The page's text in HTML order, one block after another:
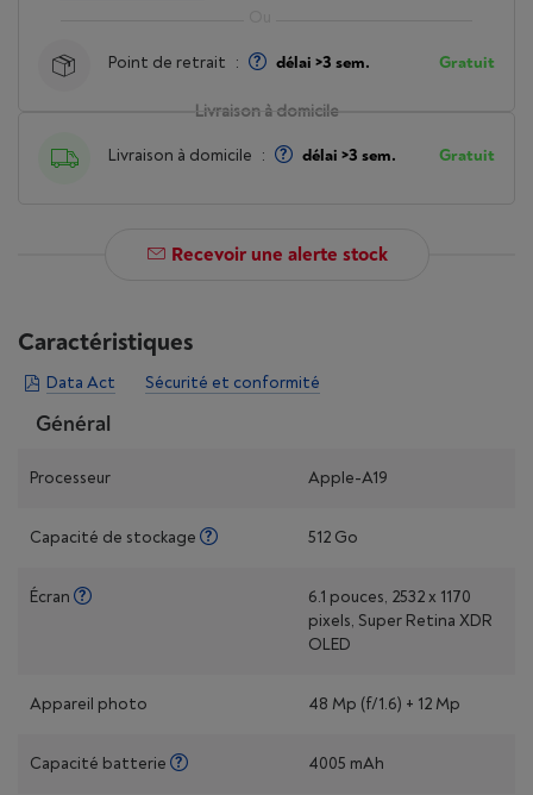
Livraison à domicile
Livraison à domicile : délai >3 sem. Gratuit
Point de retrait : délai >3 sem. Gratuit
Recevoir une alerte stock
Caractéristiques
Sécurité et conformité
Data Act
Général
Processeur Apple-A19
Capacité de stockage 512 Go
Écran
6.1 pouces, 2532 x 1170
pixels, Super Retina XDR
OLED
Appareil photo 48 Mp (f/1.6) + 12 Mp
Capacité batterie 4005 mAh